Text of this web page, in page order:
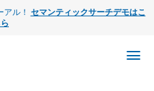
ル！ セマンティックサーチデモはこ